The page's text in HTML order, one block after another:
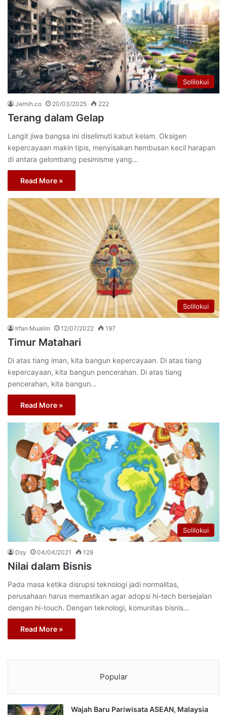
Solilokui
Jernih.co 20/03/2025 222
Terang dalam Gelap
Langit jiwa bangsa ini diselimuti kabut kelam. Oksigen
kepercayaan makin tipis, menyisakan hembusan kecil harapan
di antara gelombang pesimisme yang…
Read More »
Solilokui
Irfan Mualim 12/07/2022 197
Timur Matahari
Di atas tiang iman, kita bangun kepercayaan. Di atas tiang
kepercayaan, kita bangun pencerahan. Di atas tiang
pencerahan, kita bangun…
Read More »
Solilokui
Dsy 04/04/2021 129
Nilai dalam Bisnis
Pada masa ketika disrupsi teknologi jadi normalitas,
perusahaan harus memastikan agar adopsi hi-tech bersejalan
dengan hi-touch. Dengan teknologi, komunitas bisnis…
Read More »
Popular
Wajah Baru Pariwisata ASEAN, Malaysia